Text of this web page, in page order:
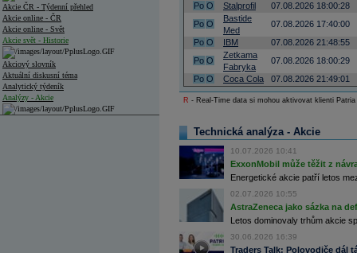
Akcie ČR - Týdenní přehled
Akcie online - ČR
Akcie online - Svět
Akcie svět - Historie
Akciový slovník
Aktuální diskusní téma
Analytický týdeník
Analýzy - Akcie
Po O Stalprofil
07.08.2026 18:00:28
Po O
Bastide
Med
07.08.2026 17:40:00
Po O IBM
07.08.2026 21:48:55
Po O
Zetkama
Fabryka
07.08.2026 18:00:29
Po O Coca Cola 07.08.2026 21:49:01
R - Real-Time data si mohou aktivovat klienti
Technická analýza - Akcie
10.07.2026 10:41
ExxonMobil může těžit z
Energetické akcie patří letos
02.07.2026 10:55
AstraZeneca jako sázka na
Letos dominovaly trhům akcie
30.06.2026 16:39
Traders Talk: Polovodiče dál